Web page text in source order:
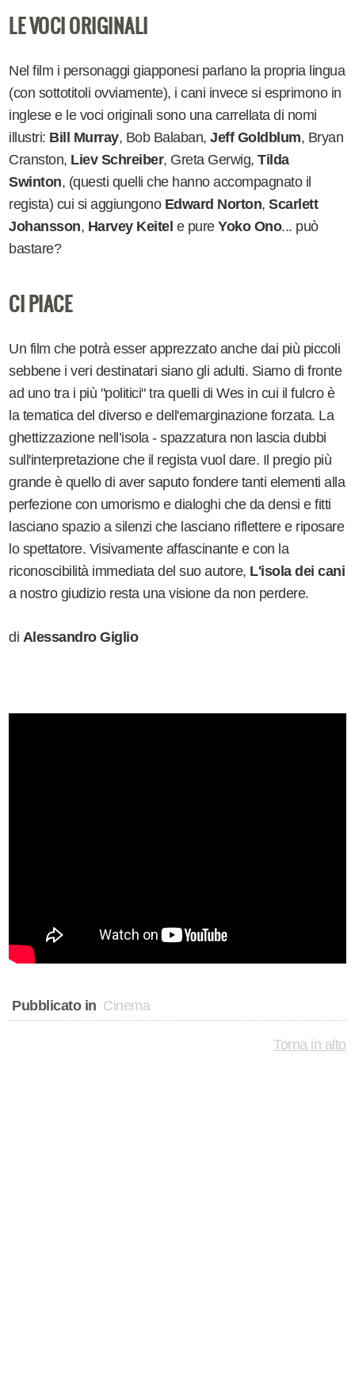
LE VOCI ORIGINALI
Nel film i personaggi giapponesi parlano la propria lingua
(con sottotitoli ovviamente), i cani invece si esprimono in
inglese e le voci originali sono una carrellata di nomi
illustri: Bill Murray, Bob Balaban,Jeff Goldblum, Bryan
Cranston, Liev Schreiber, Greta Gerwig,Tilda
Swinton, (questi quelli che hanno accompagnato il
regista) cui si aggiungono Edward Norton,Scarlett
Johansson, Harvey Keitel e pureYoko Ono... può
bastare?
CI PIACE
Un film che potrà esser apprezzato anche dai più piccoli
sebbene i veri destinatari siano gli adulti. Siamo di fronte
ad uno tra i più "politici" tra quelli di Wes in cui il fulcro è
la tematica del diverso e dell'emarginazione forzata. La
ghettizzazione nell’isola - spazzatura non lascia dubbi
sull'interpretazione che il regista vuol dare. Il pregio più
grande è quello di aver saputo fondere tanti elementi alla
perfezione con umorismo e dialoghi che da densi e fitti
lasciano spazio a silenzi che lasciano riflettere e riposare
lo spettatore. Visivamente affascinante e con la
riconoscibilità immediata del suo autore, L'isola dei cani
a nostro giudizio resta una visione da non perdere.
di Alessandro Giglio
Pubblicato in Cinema
Torna in alto